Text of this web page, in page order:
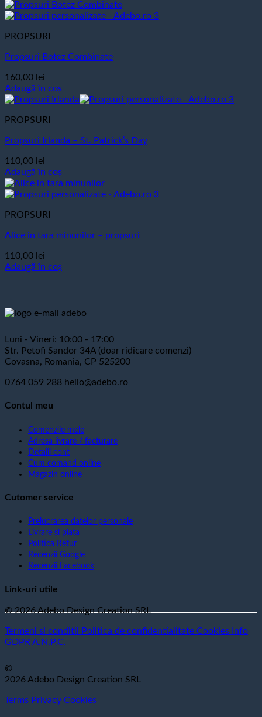
PROPSURI
Propsuri Botez Combinate
160,00 lei
Adaugă în coș
PROPSURI
Propsuri Irlanda – St. Patrick’s Day
110,00 lei
Adaugă în coș
PROPSURI
Alice in tara minunilor – propsuri
110,00 lei
Adaugă în coș
Luni - Vineri: 10:00 - 17:00
Str. Petofi Sandor 34A (doar ridicare comenzi)
Covasna, Romania, CP 525200
0764 059 288 hello@adebo.ro
Contul meu
Comenzile mele
Adresa livrare / facturare
Detalii cont
Cum comand online
Magazin online
Cutomer service
Prelucrarea datelor personale
Livrare si plata
Politica Retur
Recenzii Google
Recenzii Facebook
Link-uri utile
© 2026 Adebo Design Creation SRL
Termeni si conditii Politica de confidentialitate Cookies Info
GDPR A.N.P.C.
©
2026 Adebo Design Creation SRL
Terms Privacy Cookies